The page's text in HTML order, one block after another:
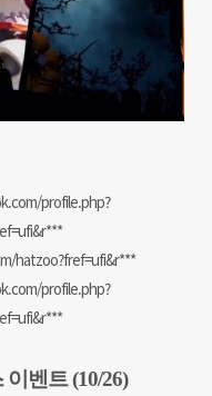
profile.php?
hatzoo?fref=ufi&r***
profile.php?
벤트 (10/26)